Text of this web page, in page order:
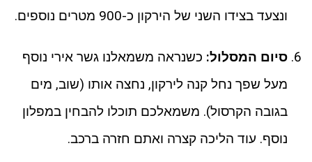
ונצעד בצידו השני של הירקון כ-900 מטרים נוספים.
סיום המסלול: כשנראה משמאלנו גשר אירי נוסף
מעל שפך נחל קנה לירקון, נחצה אותו (שוב, מים
בגובה הקרסול). משמאלכם תוכלו להבחין במפלון
נוסף. עוד הליכה קצרה ואתם חזרה ברכב.